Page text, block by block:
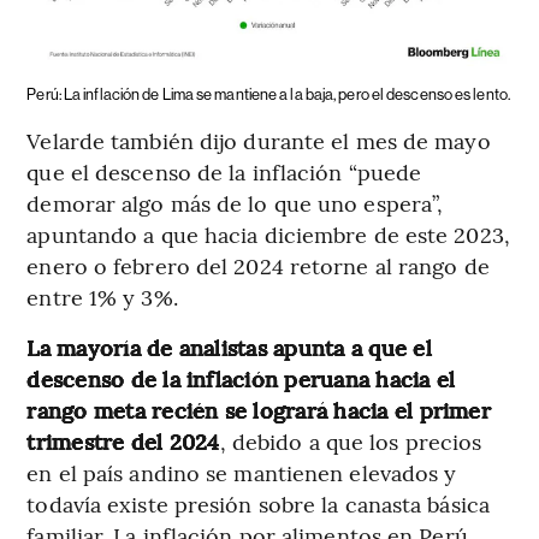
Perú: La inflación de Lima se mantiene a la baja, pero el descenso es lento.
Velarde también dijo durante el mes de mayo
que el descenso de la inflación “puede
demorar algo más de lo que uno espera”,
apuntando a que hacia diciembre de este 2023,
enero o febrero del 2024 retorne al rango de
entre 1% y 3%.
La mayoría de analistas apunta a que el
descenso de la inflación peruana hacia el
rango meta recién se logrará hacia el primer
trimestre del 2024, debido a que los precios
en el país andino se mantienen elevados y
todavía existe presión sobre la canasta básica